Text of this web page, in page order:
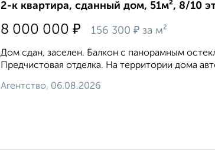
2-к квартира, сданный дом, 51м², 8/10
8 000 000 ₽ 156 300 ₽ за м²
Дом сдан, заселен. Балкон с панорамным
Предчистовая отделка. На территории дома
Агентство, 06.08.2026